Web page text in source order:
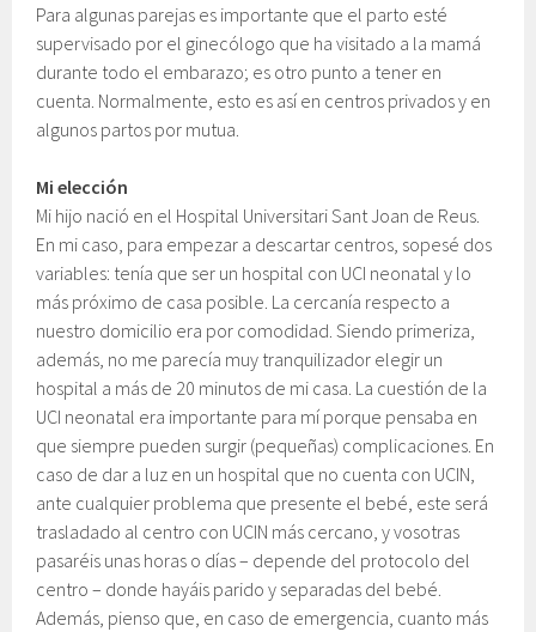
Para algunas parejas es importante que el parto esté
supervisado por el ginecólogo que ha visitado a la mamá
durante todo el embarazo; es otro punto a tener en
cuenta. Normalmente, esto es así en centros privados y en
algunos partos por mutua.
Mi elección
Mi hijo nació en el Hospital Universitari Sant Joan de Reus.
En mi caso, para empezar a descartar centros, sopesé dos
variables: tenía que ser un hospital con UCI neonatal y lo
más próximo de casa posible. La cercanía respecto a
nuestro domicilio era por comodidad. Siendo primeriza,
además, no me parecía muy tranquilizador elegir un
hospital a más de 20 minutos de mi casa. La cuestión de la
UCI neonatal era importante para mí porque pensaba en
que siempre pueden surgir (pequeñas) complicaciones. En
caso de dar a luz en un hospital que no cuenta con UCIN,
ante cualquier problema que presente el bebé, este será
trasladado al centro con UCIN más cercano, y vosotras
pasaréis unas horas o días – depende del protocolo del
centro – donde hayáis parido y separadas del bebé.
Además, pienso que, en caso de emergencia, cuanto más